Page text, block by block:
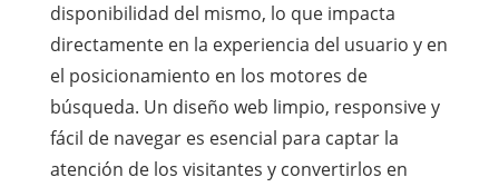
disponibilidad del mismo, lo que impacta
directamente en la experiencia del usuario y en
el posicionamiento en los motores de
búsqueda. Un diseño web limpio, responsive y
fácil de navegar es esencial para captar la
atención de los visitantes y convertirlos en